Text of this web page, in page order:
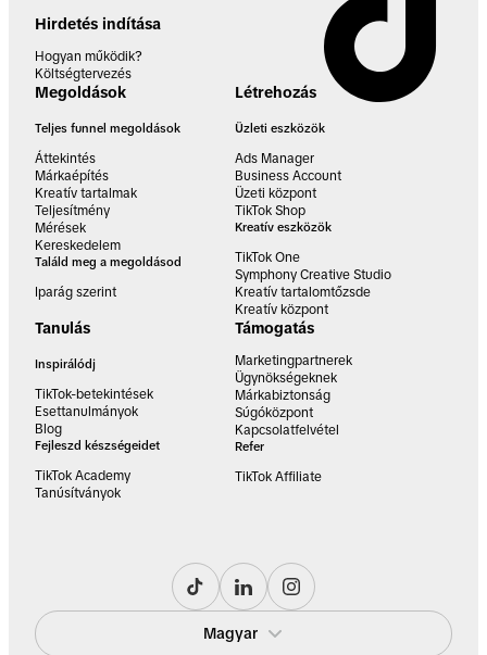
Hirdetés indítása
Hogyan működik?
Költségtervezés
Megoldások
Teljes funnel megoldások
Áttekintés
Márkaépítés
Kreatív tartalmak
Teljesítmény
Mérések
Kereskedelem
Találd meg a megoldásod
Iparág szerint
Létrehozás
Üzleti eszközök
Ads Manager
Business Account
Üzeti központ
TikTok Shop
Kreatív eszközök
TikTok One
Symphony Creative Studio
Kreatív tartalomtőzsde
Kreatív központ
Tanulás
Inspirálódj
TikTok-betekintések
Esettanulmányok
Blog
Fejleszd készségeidet
TikTok Academy
Tanúsítványok
Támogatás
Marketingpartnerek
Ügynökségeknek
Márkabiztonság
Súgóközpont
Kapcsolatfelvétel
Refer
TikTok Affiliate
Magyar